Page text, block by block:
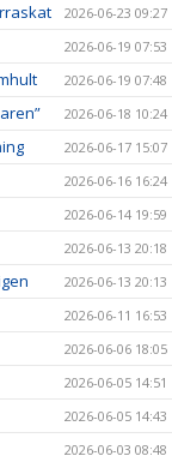
2026-06-23 09:27
2026-06-19 07:53
2026-06-19 07:48
2026-06-18 10:24
2026-06-17 15:07
2026-06-16 16:24
2026-06-14 19:59
2026-06-13 20:18
2026-06-13 20:13
2026-06-11 16:53
2026-06-06 18:05
2026-06-05 14:51
2026-06-05 14:43
2026-06-03 08:48